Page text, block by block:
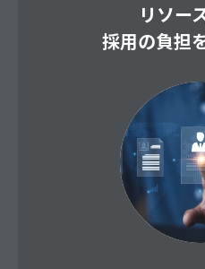
リソー
採用の負担